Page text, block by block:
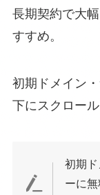
長期契約で大
すすめ。
初期ドメイン
下にスクロール
初期
ーに